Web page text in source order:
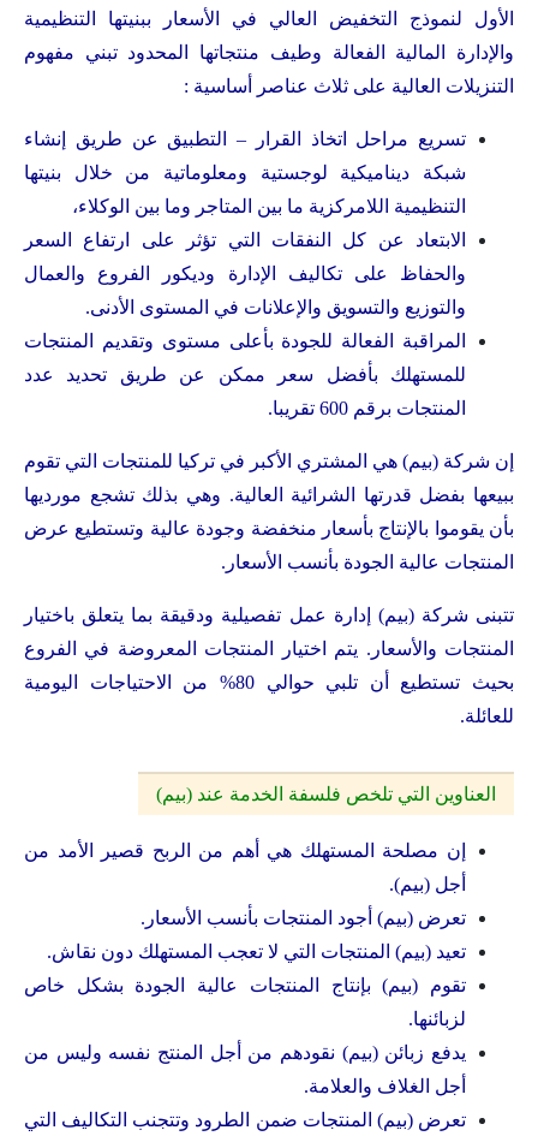
الأول لنموذج التخفيض العالي في الأسعار ببنيتها التنظيمية
والإدارة المالية الفعالة وطيف منتجاتها المحدود تبني مفهوم
التنزيلات العالية على ثلاث عناصر أساسية :
تسريع مراحل اتخاذ القرار – التطبيق عن طريق إنشاء
شبكة ديناميكية لوجستية ومعلوماتية من خلال بنيتها
التنظيمية اللامركزية ما بين المتاجر وما بين الوكلاء،
الابتعاد عن كل النفقات التي تؤثر على ارتفاع السعر
والحفاظ على تكاليف الإدارة وديكور الفروع والعمال
والتوزيع والتسويق والإعلانات في المستوى الأدنى.
المراقبة الفعالة للجودة بأعلى مستوى وتقديم المنتجات
للمستهلك بأفضل سعر ممكن عن طريق تحديد عدد
المنتجات برقم 600 تقريبا.
إن شركة (بيم) هي المشتري الأكبر في تركيا للمنتجات التي تقوم
ببيعها بفضل قدرتها الشرائية العالية. وهي بذلك تشجع مورديها
بأن يقوموا بالإنتاج بأسعار منخفضة وجودة عالية وتستطيع عرض
المنتجات عالية الجودة بأنسب الأسعار.
تتبنى شركة (بيم) إدارة عمل تفصيلية ودقيقة بما يتعلق باختيار
المنتجات والأسعار. يتم اختيار المنتجات المعروضة في الفروع
بحيث تستطيع أن تلبي حوالي 80% من الاحتياجات اليومية
للعائلة.
العناوين التي تلخص فلسفة الخدمة عند (بيم)
إن مصلحة المستهلك هي أهم من الربح قصير الأمد من
أجل (بيم).
تعرض (بيم) أجود المنتجات بأنسب الأسعار.
تعيد (بيم) المنتجات التي لا تعجب المستهلك دون نقاش.
تقوم (بيم) بإنتاج المنتجات عالية الجودة بشكل خاص
لزبائنها.
يدفع زبائن (بيم) نقودهم من أجل المنتج نفسه وليس من
أجل الغلاف والعلامة.
تعرض (بيم) المنتجات ضمن الطرود وتتجنب التكاليف التي